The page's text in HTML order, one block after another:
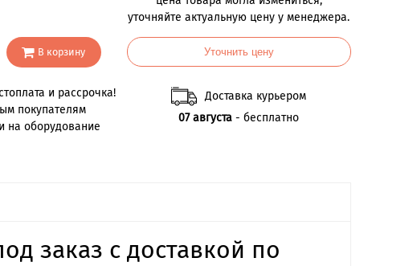
В корзину
и рассрочка!
покупателям
на оборудование
уточняйте актуальную цену у менеджера.
Уточнить цену
Доставка курьером
07 августа - бесплатно
заказ с доставкой по